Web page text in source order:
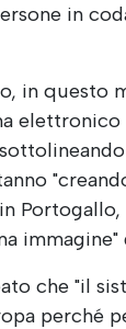
in
in questo
elettronico
Portogallo,
immagine"
che "il
perché